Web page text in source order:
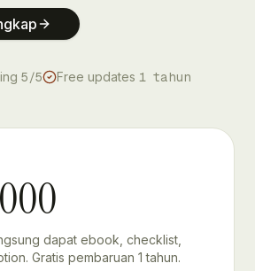
5/5 Free updates 1 tahun
dapat ebook, checklist,
Gratis pembaruan 1 tahun.